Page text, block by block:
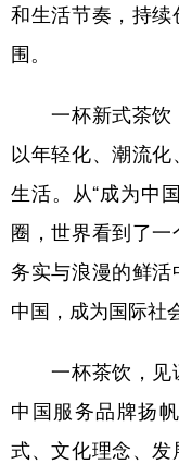
和生活节奏，持
围。
一杯新式茶饮，
以年轻化、潮流
生活。从“成为中
圈，世界看到了一
务实与浪漫的鲜活
中国，成为国际社
一杯茶饮，见证
中国服务品牌扬
式、文化理念、发